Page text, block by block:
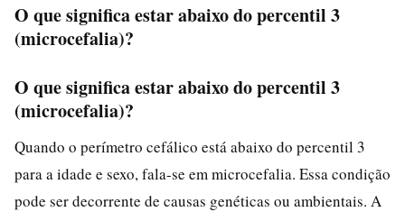
O que significa estar abaixo do percentil 3
(microcefalia)?
O que significa estar abaixo do percentil 3
(microcefalia)?
Quando o perímetro cefálico está abaixo do percentil 3
para a idade e sexo, fala-se em microcefalia. Essa condição
pode ser decorrente de causas genéticas ou ambientais. A